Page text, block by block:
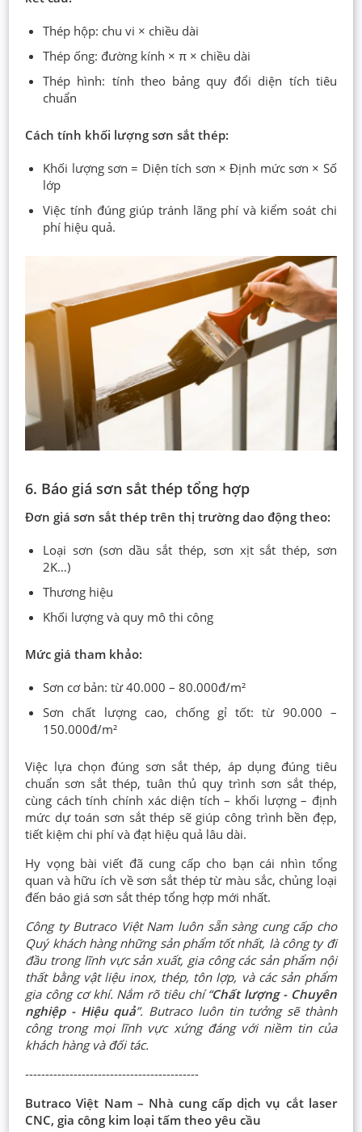
Thép hộp: chu vi × chiều dài
Thép ống: đường kính × π × chiều dài
Thép hình: tính theo bảng quy đổi diện tích tiêu
chuẩn
Cách tính khối lượng sơn sắt thép:
Khối lượng sơn = Diện tích sơn × Định mức sơn × Số
lớp
Việc tính đúng giúp tránh lãng phí và kiểm soát chi
phí hiệu quả.
6. Báo giá sơn sắt thép tổng hợp
Đơn giá sơn sắt thép trên thị trường dao động theo:
Loại sơn (sơn dầu sắt thép, sơn xịt sắt thép, sơn
2K…)
Thương hiệu
Khối lượng và quy mô thi công
Mức giá tham khảo:
Sơn cơ bản: từ 40.000 – 80.000đ/m²
Sơn chất lượng cao, chống gỉ tốt: từ 90.000 –
150.000đ/m²
Việc lựa chọn đúng sơn sắt thép, áp dụng đúng tiêu
chuẩn sơn sắt thép, tuân thủ quy trình sơn sắt thép,
cùng cách tính chính xác diện tích – khối lượng – định
mức dự toán sơn sắt thép sẽ giúp công trình bền đẹp,
tiết kiệm chi phí và đạt hiệu quả lâu dài.
Hy vọng bài viết đã cung cấp cho bạn cái nhìn tổng
quan và hữu ích về sơn sắt thép từ màu sắc, chủng loại
đến báo giá sơn sắt thép tổng hợp mới nhất.
Công ty Butraco Việt Nam luôn sẵn sàng cung cấp cho
Quý khách hàng những sản phẩm tốt nhất, là công ty đi
đầu trong lĩnh vực sản xuất, gia công các sản phẩm nội
thất bằng vật liệu inox, thép, tôn lợp, và các sản phẩm
gia công cơ khí. Nắm rõ tiêu chí “Chất lượng - Chuyên
nghiệp - Hiệu quả”. Butraco luôn tin tưởng sẽ thành
công trong mọi lĩnh vực xứng đáng với niềm tin của
khách hàng và đối tác.
-------------------------------------------
Butraco Việt Nam – Nhà cung cấp dịch vụ cắt laser
CNC, gia công kim loại tấm theo yêu cầu